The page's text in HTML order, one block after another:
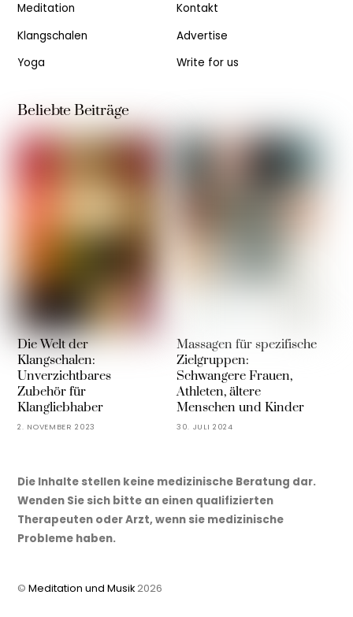
Meditation
Klangschalen
Yoga
Kontakt
Advertise
Write for us
Beliebte Beiträge
Die Welt der
Klangschalen:
Unverzichtbares
Zubehör für
Klangliebhaber
2. NOVEMBER 2023
Massagen für spezifische
Zielgruppen:
Schwangere Frauen,
Athleten, ältere
Menschen und Kinder
30. JULI 2024
Die Inhalte stellen keine medizinische Beratung dar.
Wenden Sie sich bitte an einen qualifizierten
Therapeuten oder Arzt, wenn sie medizinische
Probleme haben.
©Meditation und Musik2026